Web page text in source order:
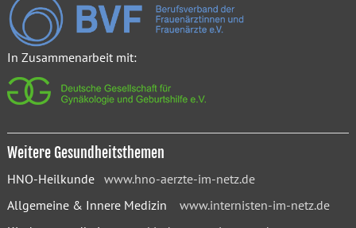
In Zusammenarbeit mit:
Weitere Gesundheitsthemen
HNO-Heilkunde www.hno-aerzte-im-netz.de
Allgemeine & Innere Medizin www.internisten-im-netz.de